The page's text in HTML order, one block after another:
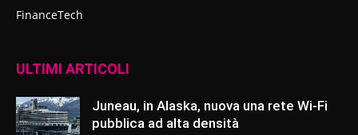
FinanceTech
ULTIMI ARTICOLI
Juneau, in Alaska, nuova una rete Wi-Fi
pubblica ad alta densità